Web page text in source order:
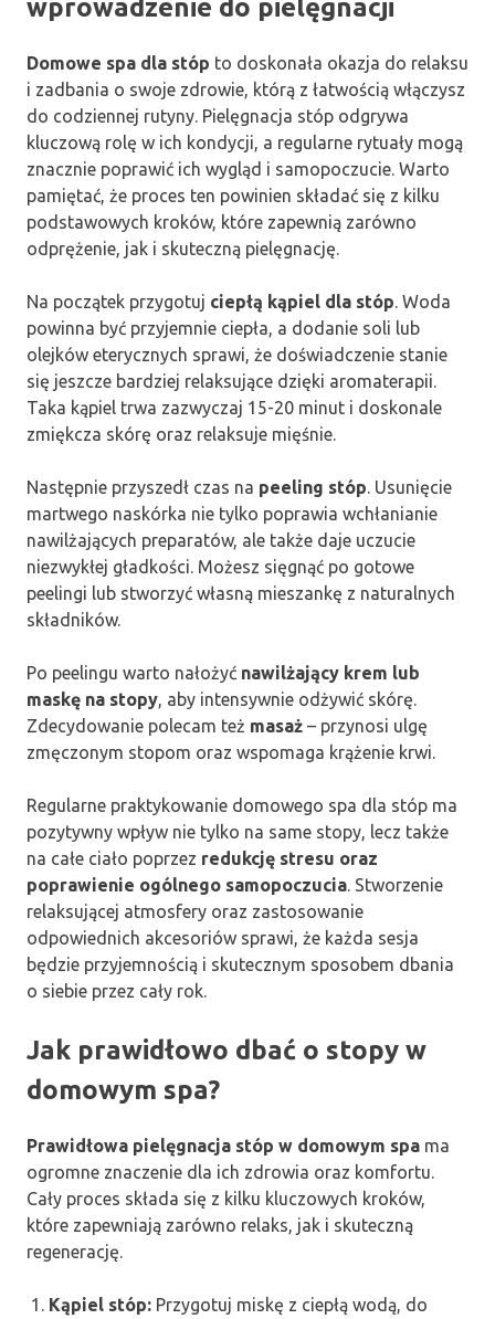
wprowadzenie do pielęgnacji
Domowe spa dla stóp to doskonała okazja do relaksu
i zadbania o swoje zdrowie, którą z łatwością włączysz
do codziennej rutyny. Pielęgnacja stóp odgrywa
kluczową rolę w ich kondycji, a regularne rytuały mogą
znacznie poprawić ich wygląd i samopoczucie. Warto
pamiętać, że proces ten powinien składać się z kilku
podstawowych kroków, które zapewnią zarówno
odprężenie, jak i skuteczną pielęgnację.
Na początek przygotuj ciepłą kąpiel dla stóp. Woda
powinna być przyjemnie ciepła, a dodanie soli lub
olejków eterycznych sprawi, że doświadczenie stanie
się jeszcze bardziej relaksujące dzięki aromaterapii.
Taka kąpiel trwa zazwyczaj 15-20 minut i doskonale
zmiękcza skórę oraz relaksuje mięśnie.
Następnie przyszedł czas na peeling stóp. Usunięcie
martwego naskórka nie tylko poprawia wchłanianie
nawilżających preparatów, ale także daje uczucie
niezwykłej gładkości. Możesz sięgnąć po gotowe
peelingi lub stworzyć własną mieszankę z naturalnych
składników.
Po peelingu warto nałożyć nawilżający krem lub
maskę na stopy, aby intensywnie odżywić skórę.
Zdecydowanie polecam też masaż – przynosi ulgę
zmęczonym stopom oraz wspomaga krążenie krwi.
Regularne praktykowanie domowego spa dla stóp ma
pozytywny wpływ nie tylko na same stopy, lecz także
na całe ciało poprzez redukcję stresu oraz
poprawienie ogólnego samopoczucia. Stworzenie
relaksującej atmosfery oraz zastosowanie
odpowiednich akcesoriów sprawi, że każda sesja
będzie przyjemnością i skutecznym sposobem dbania
o siebie przez cały rok.
Jak prawidłowo dbać o stopy w
domowym spa?
Prawidłowa pielęgnacja stóp w domowym spa ma
ogromne znaczenie dla ich zdrowia oraz komfortu.
Cały proces składa się z kilku kluczowych kroków,
które zapewniają zarówno relaks, jak i skuteczną
regenerację.
Kąpiel stóp: Przygotuj miskę z ciepłą wodą, do